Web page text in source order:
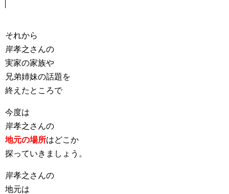
それから
岸孝之さんの
実家の家族や
兄弟姉妹の話題を
終えたところで
今度は
岸孝之さんの
地元の場所はどこか
探っていきましょう。
岸孝之さんの
地元は